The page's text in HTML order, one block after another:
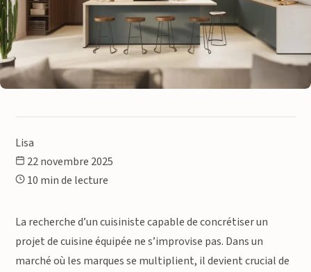
Lisa
22 novembre 2025
10 min de lecture
La recherche d’un cuisiniste capable de concrétiser un
projet de cuisine équipée ne s’improvise pas. Dans un
marché où les marques se multiplient, il devient crucial de